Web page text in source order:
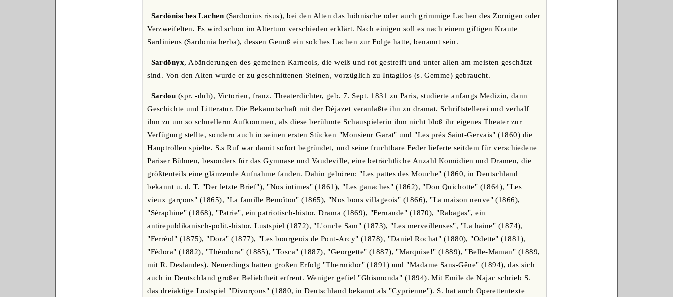
Sardōnisches Lachen (Sardonius risus), bei den Alten das höhnische oder auch grimmige Lachen des Zornigen oder
Verzweifelten. Es wird schon im Altertum verschieden erklärt. Nach einigen soll es nach einem giftigen Kraute
Sardiniens (Sardonia herba), dessen Genuß ein solches Lachen zur Folge hatte, benannt sein.
Sardōnyx, Abänderungen des gemeinen Karneols, die weiß und rot gestreift und unter allen am meisten geschätzt
sind. Von den Alten wurde er zu geschnittenen Steinen, vorzüglich zu Intaglios (s. Gemme) gebraucht.
Sardou (spr. -duh), Victorien, franz. Theaterdichter, geb. 7. Sept. 1831 zu Paris, studierte anfangs Medizin, dann
Geschichte und Litteratur. Die Bekanntschaft mit der Déjazet veranlaßte ihn zu dramat. Schriftstellerei und verhalf
ihm zu um so schnellerm Aufkommen, als diese berühmte Schauspielerin ihm nicht bloß ihr eigenes Theater zur
Verfügung stellte, sondern auch in seinen ersten Stücken "Monsieur Garat" und "Les prés Saint-Gervais" (1860) die
Hauptrollen spielte. S.s Ruf war damit sofort begründet, und seine fruchtbare Feder lieferte seitdem für verschiedene
Pariser Bühnen, besonders für das Gymnase und Vaudeville, eine beträchtliche Anzahl Komödien und Dramen, die
größtenteils eine glänzende Aufnahme fanden. Dahin gehören: "Les pattes des Mouche" (1860, in Deutschland
bekannt u. d. T. "Der letzte Brief"), "Nos intimes" (1861), "Les ganaches" (1862), "Don Quichotte" (1864), "Les
vieux garçons" (1865), "La famille Benoîton" (1865), "Nos bons villageois" (1866), "La maison neuve" (1866),
"Séraphine" (1868), "Patrie", ein patriotisch-histor. Drama (1869), "Fernande" (1870), "Rabagas", ein
antirepublikanisch-polit.-histor. Lustspiel (1872), "L'oncle Sam" (1873), "Les merveilleuses", "La haine" (1874),
"Ferréol" (1875), "Dora" (1877), "Les bourgeois de Pont-Arcy" (1878), "Daniel Rochat" (1880), "Odette" (1881),
"Fédora" (1882), "Théodora" (1885), "Tosca" (1887), "Georgette" (1887), "Marquise!" (1889), "Belle-Maman" (1889,
mit R. Deslandes). Neuerdings hatten großen Erfolg "Thermidor" (1891) und "Madame Sans-Gêne" (1894), das sich
auch in Deutschland großer Beliebtheit erfreut. Weniger gefiel "Ghismonda" (1894). Mit Emile de Najac schrieb S.
das dreiaktige Lustspiel "Divorçons" (1880, in Deutschland bekannt als "Cyprienne"). S. hat auch Operettentexte